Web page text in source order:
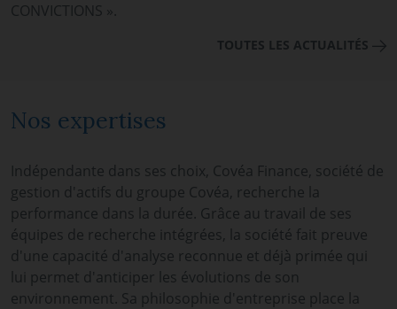
CONVICTIONS ».
TOUTES LES ACTUALITÉS
Nos expertises
Indépendante dans ses choix, Covéa Finance, société de
gestion d'actifs du groupe Covéa, recherche la
performance dans la durée. Grâce au travail de ses
équipes de recherche intégrées, la société fait preuve
d'une capacité d'analyse reconnue et déjà primée qui
lui permet d'anticiper les évolutions de son
environnement. Sa philosophie d'entreprise place la